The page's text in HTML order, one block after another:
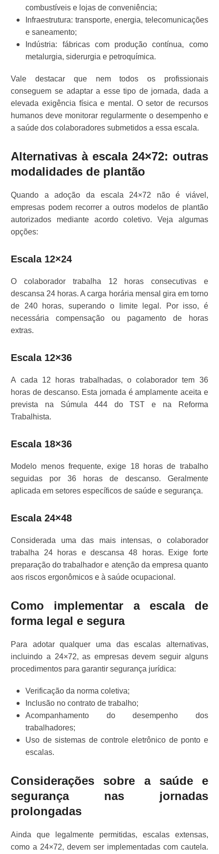
combustíveis e lojas de conveniência;
Infraestrutura: transporte, energia, telecomunicações
e saneamento;
Indústria: fábricas com produção contínua, como
metalurgia, siderurgia e petroquímica.
Vale destacar que nem todos os profissionais
conseguem se adaptar a esse tipo de jornada, dada a
elevada exigência física e mental. O setor de recursos
humanos deve monitorar regularmente o desempenho e
a saúde dos colaboradores submetidos a essa escala.
Alternativas à escala 24×72: outras
modalidades de plantão
Quando a adoção da escala 24×72 não é viável,
empresas podem recorrer a outros modelos de plantão
autorizados mediante acordo coletivo. Veja algumas
opções:
Escala 12×24
O colaborador trabalha 12 horas consecutivas e
descansa 24 horas. A carga horária mensal gira em torno
de 240 horas, superando o limite legal. Por isso, é
necessária compensação ou pagamento de horas
extras.
Escala 12×36
A cada 12 horas trabalhadas, o colaborador tem 36
horas de descanso. Esta jornada é amplamente aceita e
prevista na Súmula 444 do TST e na Reforma
Trabalhista.
Escala 18×36
Modelo menos frequente, exige 18 horas de trabalho
seguidas por 36 horas de descanso. Geralmente
aplicada em setores específicos de saúde e segurança.
Escala 24×48
Considerada uma das mais intensas, o colaborador
trabalha 24 horas e descansa 48 horas. Exige forte
preparação do trabalhador e atenção da empresa quanto
aos riscos ergonômicos e à saúde ocupacional.
Como implementar a escala de
forma legal e segura
Para adotar qualquer uma das escalas alternativas,
incluindo a 24×72, as empresas devem seguir alguns
procedimentos para garantir segurança jurídica:
Verificação da norma coletiva;
Inclusão no contrato de trabalho;
Acompanhamento do desempenho dos
trabalhadores;
Uso de sistemas de controle eletrônico de ponto e
escalas.
Considerações sobre a saúde e
segurança nas jornadas
prolongadas
Ainda que legalmente permitidas, escalas extensas,
como a 24×72, devem ser implementadas com cautela.